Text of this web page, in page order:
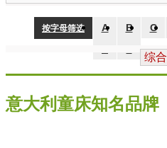
按字母筛选 A B C
综合
意大利童床知名品牌